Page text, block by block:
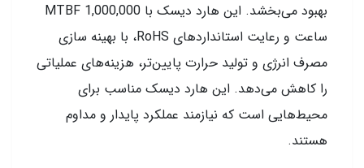
بهبود می‌بخشد. این هارد دیسک با MTBF 1,000,000
ساعت و رعایت استانداردهای RoHS، با بهینه سازی
مصرف انرژی‌ و تولید حرارت پایین‌تر، هزینه‌های عملیاتی
را کاهش می‌دهد. این هارد دیسک مناسب برای
محیط‌هایی است که نیازمند عملکرد پایدار و مداوم
هستند.